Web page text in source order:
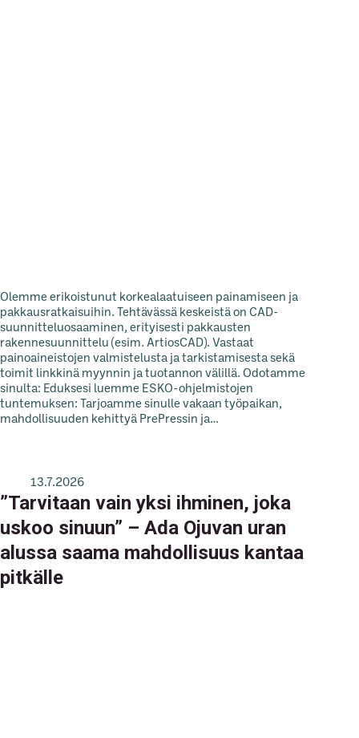
Olemme erikoistunut korkealaatuiseen painamiseen ja
pakkausratkaisuihin. Tehtävässä keskeistä on CAD-
suunnitteluosaaminen, erityisesti pakkausten
rakennesuunnittelu (esim. ArtiosCAD). Vastaat
painoaineistojen valmistelusta ja tarkistamisesta sekä
toimit linkkinä myynnin ja tuotannon välillä. Odotamme
sinulta: Eduksesi luemme ESKO-ohjelmistojen
tuntemuksen: Tarjoamme sinulle vakaan työpaikan,
mahdollisuuden kehittyä PrePressin ja…
13.7.2026
”Tarvitaan vain yksi ihminen, joka
uskoo sinuun” – Ada Ojuvan uran
alussa saama mahdollisuus kantaa
pitkälle